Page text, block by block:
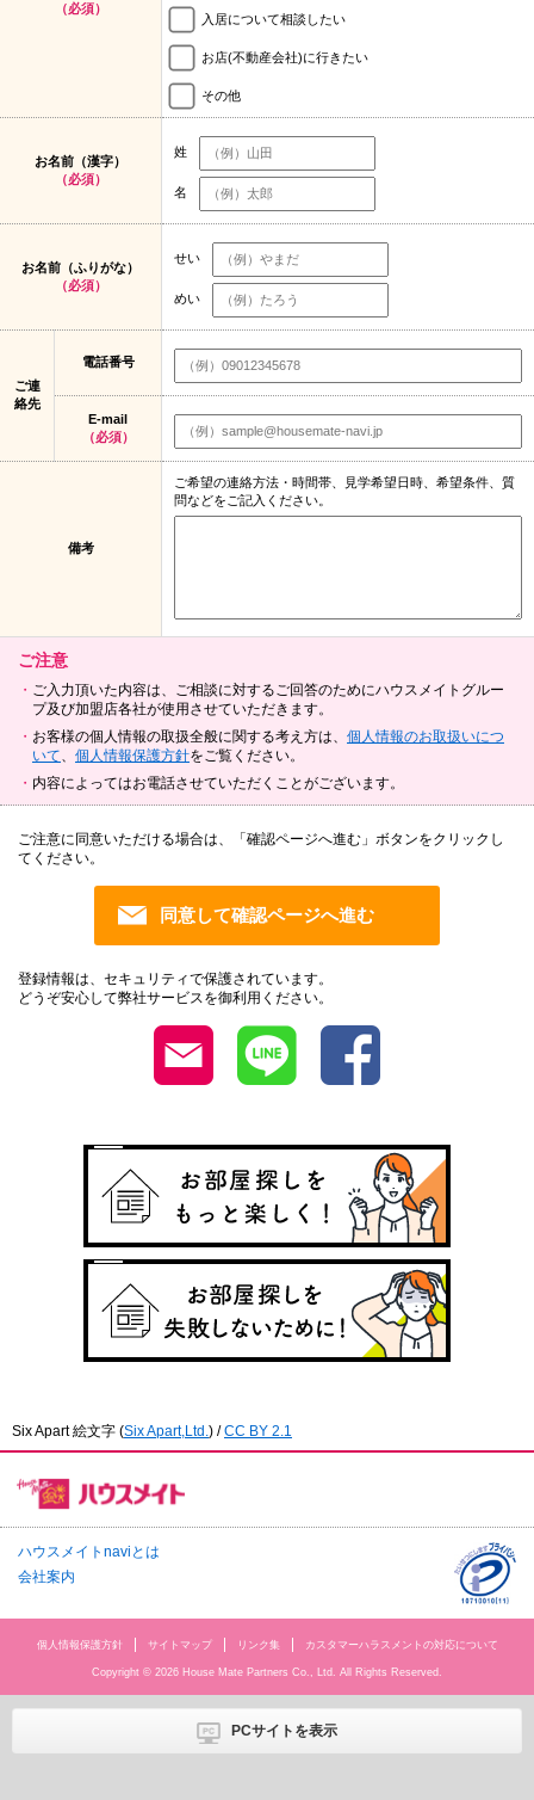
（必須）
入居について相談したい
お店(不動産会社)に行きたい
その他
お名前（漢字）
（必須）
姓
名
お名前（ふりがな）
（必須）
せい
めい
ご連
絡先
電話番号
E-mail
（必須）
備考
ご希望の連絡方法・時間帯、見学希望日時、希望条件、質
問などをご記入ください。
ご注意
ご入力頂いた内容は、ご相談に対するご回答のためにハウスメイトグルー
プ及び加盟店各社が使用させていただきます。
お客様の個人情報の取扱全般に関する考え方は、 個人情報のお取扱いにつ
いて
個人情報保護方針をご覧ください。
内容によってはお電話させていただくことがございます。
ご注意に同意いただける場合は、「確認ページへ進む」ボタンをクリックし
てください。
登録情報は、セキュリティで保護されています。
どうぞ安心して弊社サービスを御利用ください。
Six Apart 絵文字 (Six Apart,Ltd. ) /CC BY 2.1
ハウスメイトnaviとは
会社案内
個人情報保護方針 サイトマップ リンク集 カスタマーハラスメントの対応について
Copyright © 2026 House Mate Partners Co., Ltd. All Rights Reserved.
PCサイトを表示